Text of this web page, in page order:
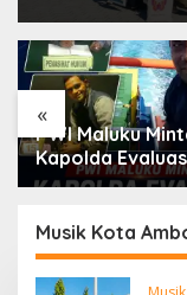
«
Polisi Tangkap
Terduga Pelaku
Dadu di Dobo,
Juta dan Selisih
Barang Bukti
Musik Kota